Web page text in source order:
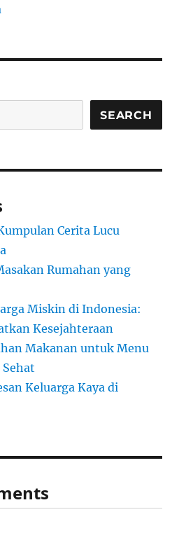
SEARCH
Cerita Lucu
Rumahan yang
Miskin di Indonesia:
Kesejahteraan
Makanan untuk Menu
Keluarga Kaya di